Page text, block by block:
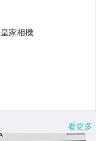
看更多